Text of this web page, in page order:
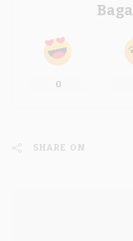
0
SHARE ON